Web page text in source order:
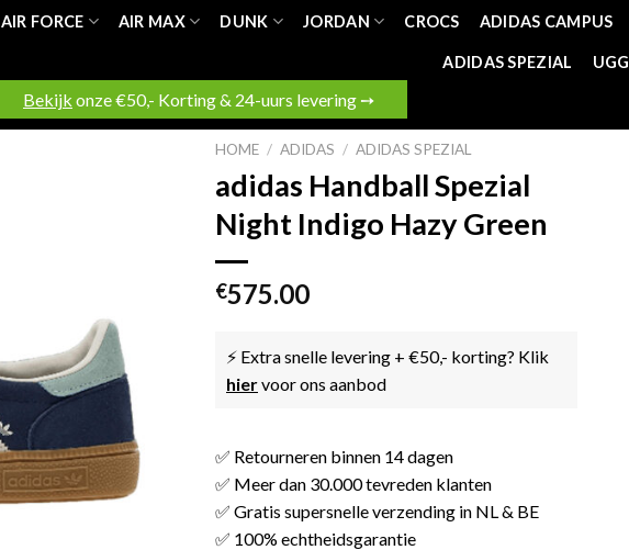
AIR FORCE AIR MAX DUNK JORDAN CROCS ADIDAS CAMPUS
ADIDAS SPEZIAL UGG
Bekijk onze €50,- Korting & 24-uurs levering ➙
HOME / ADIDAS / ADIDAS SPEZIAL
adidas Handball Spezial
Night Indigo Hazy Green
€575.00
⚡ Extra snelle levering + €50,- korting? Klik
hiervoor ons aanbod
✅ Retourneren binnen 14 dagen
✅ Meer dan 30.000 tevreden klanten
✅ Gratis supersnelle verzending in NL & BE
✅ 100% echtheidsgarantie